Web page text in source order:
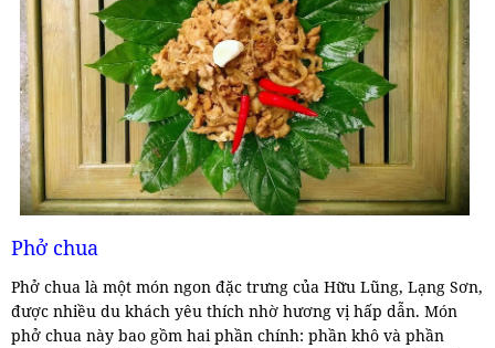
Phở chua
Phở chua là một món ngon đặc trưng của Hữu Lũng, Lạng Sơn,
được nhiều du khách yêu thích nhờ hương vị hấp dẫn. Món
phở chua này bao gồm hai phần chính: phần khô và phần